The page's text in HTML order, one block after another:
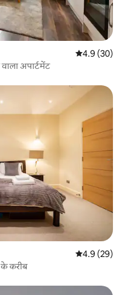
औसत रेटिंग 5 में
4.9 (30)
अपार्टमेंट
औसत रेटिंग 5 में
4.9 (29)
के करीब